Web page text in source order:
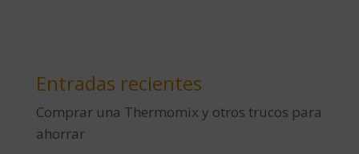
Entradas recientes
Comprar una Thermomix y otros trucos para
ahorrar